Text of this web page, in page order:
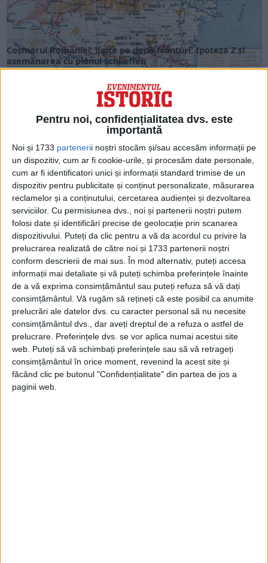
Pentru noi, confidențialitatea dvs. este
importantă
Noi și 1733 partenerii noștri stocăm și/sau accesăm informații pe
un dispozitiv, cum ar fi cookie-urile, și procesăm date personale,
cum ar fi identificatori unici și informații standard trimise de un
dispozitiv pentru publicitate și conținut personalizate, măsurarea
reclamelor și a conținutului, cercetarea audienței și dezvoltarea
serviciilor. Cu permisiunea dvs., noi și partenerii noștri putem
folosi date și identificări precise de geolocație prin scanarea
dispozitivului. Puteți da clic pentru a vă da acordul cu privire la
prelucrarea realizată de către noi și 1733 partenerii noștri
conform descrierii de mai sus. În mod alternativ, puteți accesa
informații mai detaliate și vă puteți schimba preferințele înainte
de a vă exprima consimțământul sau puteți refuza să vă dați
consimțământul. Vă rugăm să rețineți că este posibil ca anumite
prelucrări ale datelor dvs. cu caracter personal să nu necesite
consimțământul dvs., dar aveți dreptul de a refuza o astfel de
prelucrare. Preferințele dvs. se vor aplica numai acestui site
web. Puteți să vă schimbați preferințele sau să vă retrageți
consimțământul în orice moment, revenind la acest site și
făcând clic pe butonul "Confidențialitate" din partea de jos a
paginii web.
ARTICOLE ONLINE
Coșmarul României, lupta pe două fronturi: Ipoteza Z și
asemănarea cu planul Schlieffen
un coșmar geostrategic: trebuia să lupte...
ARTICOLE ONLINE
Declarația de la Darnița din 1917. Dorința românilor
transilvăneni de a se uni cu România
La 23 februarie 1917, un ordin emis de Ministerul român de
Război de la Iași prevedea...